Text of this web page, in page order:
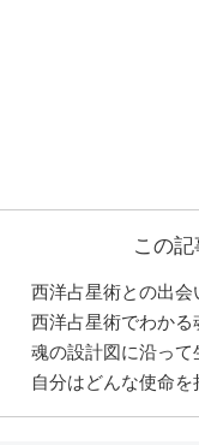
この
西洋占星術との出会
西洋占星術でわかる
魂の設計図に沿って
自分はどんな使命